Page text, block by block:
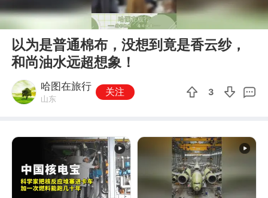
00:00
以为是普通棉布，没想到竟是香云纱，
和尚油水远超想象！
哈图在旅行
山东
关注 3